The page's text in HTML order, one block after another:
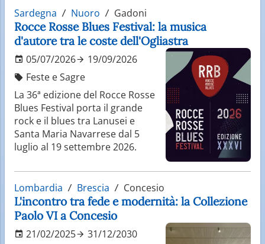
Sardegna Nuoro Gadoni
Rocce Rosse Blues Festival: la musica
d'autore tra le coste dell'Ogliastra
05/07/2026
19/09/2026
Feste e Sagre
La 36ª edizione del Rocce Rosse
Blues Festival porta il grande
rock e il blues tra Lanusei e
Santa Maria Navarrese dal 5
luglio al 19 settembre 2026.
Lombardia Brescia Concesio
L'incontro tra fede e modernità: la Collezione
Paolo VI a Concesio
21/02/2025
31/12/2030